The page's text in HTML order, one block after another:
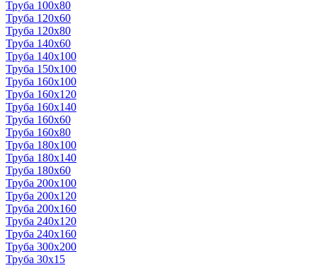
Труба 100x80
Труба 120x60
Труба 120x80
Труба 140x60
Труба 140x100
Труба 150x100
Труба 160x100
Труба 160x120
Труба 160x140
Труба 160x60
Труба 160x80
Труба 180x100
Труба 180x140
Труба 180x60
Труба 200x100
Труба 200x120
Труба 200x160
Труба 240x120
Труба 240x160
Труба 300x200
Труба 30x15